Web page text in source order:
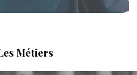
Métiers